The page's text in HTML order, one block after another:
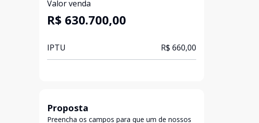
Valor venda
R$ 630.700,00
IPTU R$ 660,00
Proposta
Preencha os campos para que um de nossos